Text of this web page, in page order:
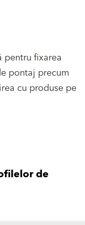
fixarea
pontaj precum
cu produse pe
de